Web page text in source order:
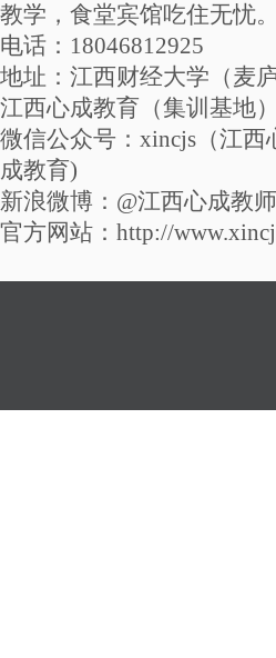
教学，食堂宾馆吃住无忧。
电话：18046812925
地址：江西财经大学（麦
江西心成教育（集训基地）
微信公众号：xincjs（江西
成教育)
新浪微博：@江西心成教师
官方网站：http://